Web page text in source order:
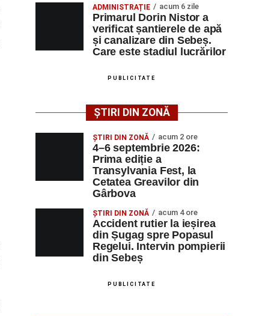
ADMINISTRAȚIE acum 6 zile
Primarul Dorin Nistor a
verificat șantierele de apă
și canalizare din Sebeș.
Care este stadiul lucrărilor
PUBLICITATE
ȘTIRI DIN ZONĂ
ȘTIRI DIN ZONĂ acum 2 ore
4–6 septembrie 2026:
Prima ediție a
Transylvania Fest, la
Cetatea Greavilor din
Gârbova
ȘTIRI DIN ZONĂ acum 4 ore
Accident rutier la ieșirea
din Șugag spre Popasul
Regelui. Intervin pompierii
din Sebeș
PUBLICITATE